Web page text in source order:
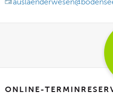
ONLINE-